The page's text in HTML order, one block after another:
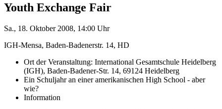
Youth Exchange Fair
Sa., 18. Oktober 2008, 14:00 Uhr
IGH-Mensa, Baden-Badenerstr. 14, HD
Ort der Veranstaltung: International Gesamtschule Heidelberg
(IGH), Baden-Badener-Str. 14, 69124 Heidelberg
Ein Schuljahr an einer amerikanischen High School - aber
wie?
Information